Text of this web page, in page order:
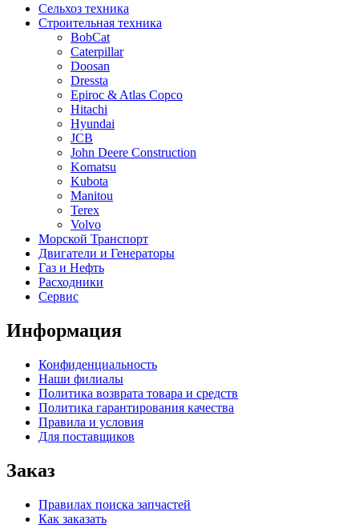
Сельхоз техника
Строительная техника
BobCat
Caterpillar
Doosan
Dressta
Epiroc & Atlas Copco
Hitachi
Hyundai
JCB
John Deere Construction
Komatsu
Kubota
Manitou
Terex
Volvo
Морской Транспорт
Двигатели и Генераторы
Газ и Нефть
Расходники
Сервис
Информация
Конфиденциальность
Наши филиалы
Политика возврата товара и средств
Политика гарантирования качества
Правила и условия
Для поставщиков
Заказ
Правилах поиска запчастей
Как заказать